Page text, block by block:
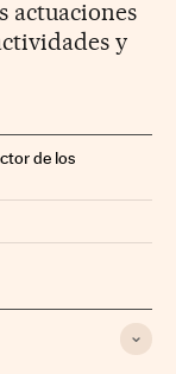
actuaciones
y
de los